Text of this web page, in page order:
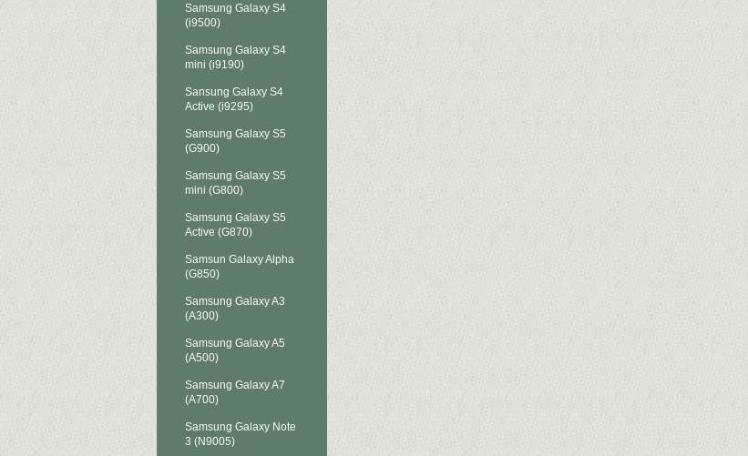
Samsung Galaxy S4
(i9500)
Samsung Galaxy S4
mini (i9190)
Sansung Galaxy S4
Active (i9295)
Samsung Galaxy S5
(G900)
Samsung Galaxy S5
mini (G800)
Samsung Galaxy S5
Active (G870)
Samsun Galaxy Alpha
(G850)
Samsung Galaxy A3
(A300)
Samsung Galaxy A5
(A500)
Samsung Galaxy A7
(A700)
Samsung Galaxy Note
3 (N9005)